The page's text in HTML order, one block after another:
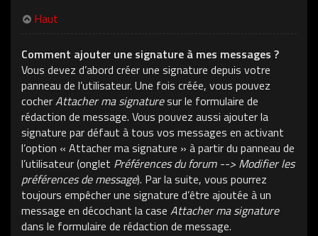
Haut
Comment ajouter une signature à mes messages ?
Vous devez d’abord créer une signature depuis votre
panneau de l’utilisateur. Une fois créée, vous pouvez
cocherAttacher ma signaturesur le formulaire de
rédaction de message. Vous pouvez aussi ajouter la
signature par défaut à tous vos messages en activant
l’option « Attacher ma signature » à partir du panneau de
l’utilisateur (onglet Préférences du forum --> Modifier les
préférences de message). Par la suite, vous pourrez
toujours empêcher une signature d’être ajoutée à un
message en décochant la case Attacher ma signature
dans le formulaire de rédaction de message.